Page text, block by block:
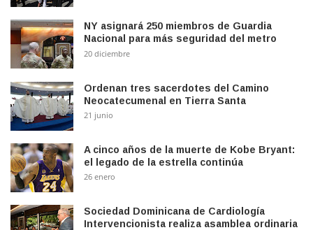
NY asignará 250 miembros de Guardia
Nacional para más seguridad del metro
20 diciembre
Ordenan tres sacerdotes del Camino
Neocatecumenal en Tierra Santa
21 junio
A cinco años de la muerte de Kobe Bryant:
el legado de la estrella continúa
26 enero
Sociedad Dominicana de Cardiología
Intervencionista realiza asamblea ordinaria